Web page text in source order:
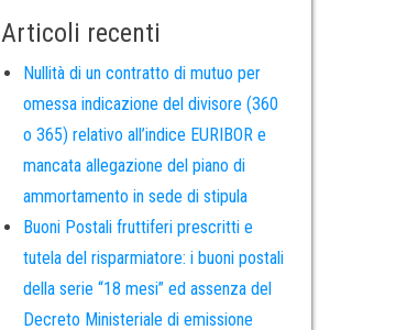
Articoli recenti
Nullità di un contratto di mutuo per
omessa indicazione del divisore (360
o 365) relativo all’indice EURIBOR e
mancata allegazione del piano di
ammortamento in sede di stipula
Buoni Postali fruttiferi prescritti e
tutela del risparmiatore: i buoni postali
della serie “18 mesi” ed assenza del
Decreto Ministeriale di emissione